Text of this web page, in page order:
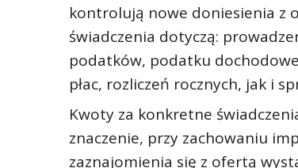
kontrolują nowe doniesienia z
świadczenia dotyczą:
podatków, podatku
płac, rozliczeń rocznych, jak i
Kwoty za konkretne
znaczenie, przy zachowaniu
zaznajomienia się z ofertą